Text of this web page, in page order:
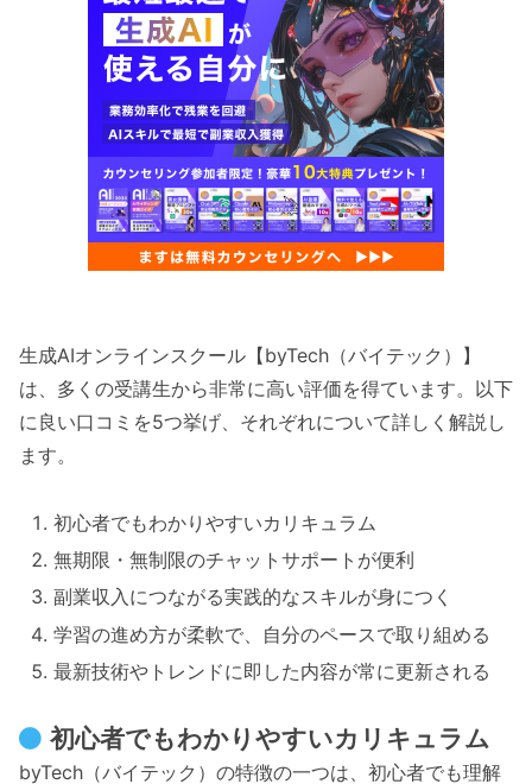
生成AIオンラインスクール【byTech（バイテック）】
は、多くの受講生から非常に高い評価を得ています。以下
に良い口コミを5つ挙げ、それぞれについて詳しく解説し
ます。
初心者でもわかりやすいカリキュラム
無期限・無制限のチャットサポートが便利
副業収入につながる実践的なスキルが身につく
学習の進め方が柔軟で、自分のペースで取り組める
最新技術やトレンドに即した内容が常に更新される
初心者でもわかりやすいカリキュラム
byTech（バイテック）の特徴の一つは、初心者でも理解